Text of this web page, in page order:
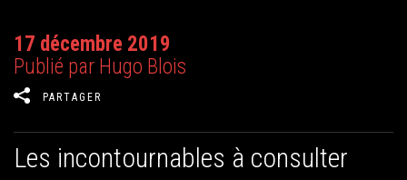
17 décembre 2019
Publié par Hugo Blois
PARTAGER
Les incontournables à consulter